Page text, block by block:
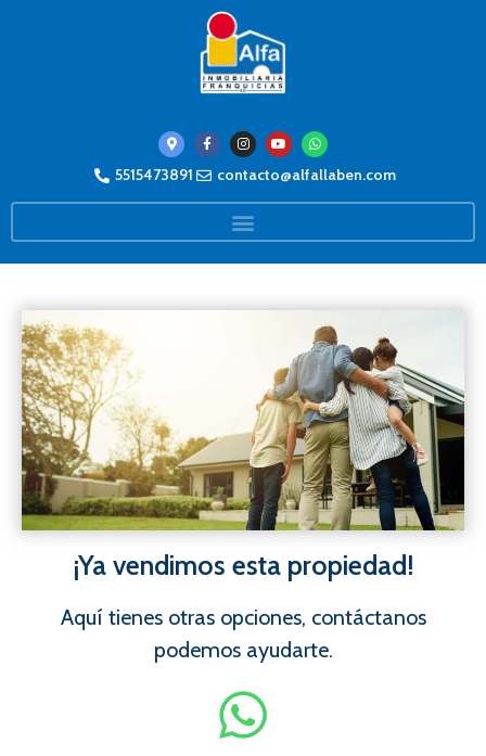
5515473891 contacto@alfallaben.com
¡Ya vendimos esta propiedad!
Aquí tienes otras opciones, contáctanos
podemos ayudarte.